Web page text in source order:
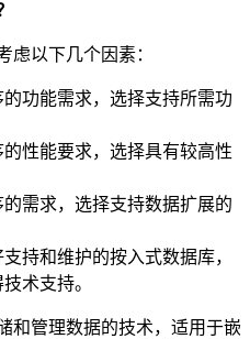
虑以下几个因素：
功能需求，选择支持所需功
性能要求，选择具有较高性
需求，选择支持数据扩展的
持和维护的按入式数据库，
术支持。
和管理数据的技术，适用于嵌